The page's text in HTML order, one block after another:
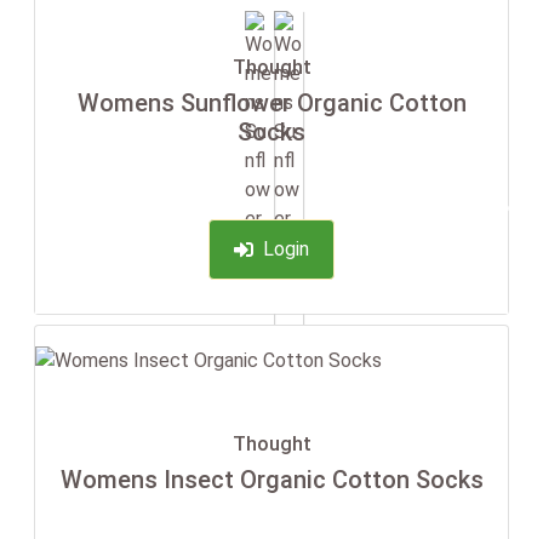
Thought
Womens Sunflower Organic Cotton
Socks
Login
-35%
Thought
Womens Insect Organic Cotton Socks